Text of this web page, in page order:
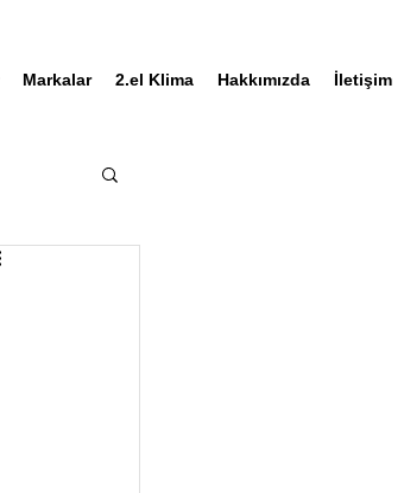
Markalar 2.el Klima Hakkımızda İletişim